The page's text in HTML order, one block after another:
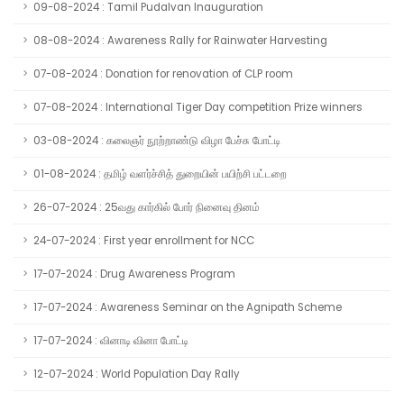
09-08-2024 : Tamil Pudalvan Inauguration
08-08-2024 : Awareness Rally for Rainwater Harvesting
07-08-2024 : Donation for renovation of CLP room
07-08-2024 : International Tiger Day competition Prize winners
03-08-2024 : கலைஞர் நூற்றாண்டு விழா பேச்சு போட்டி
01-08-2024 : தமிழ் வளர்ச்சித் துறையின் பயிற்சி பட்டறை
26-07-2024 : 25வது கார்கில் போர் நினைவு தினம்
24-07-2024 : First year enrollment for NCC
17-07-2024 : Drug Awareness Program
17-07-2024 : Awareness Seminar on the Agnipath Scheme
17-07-2024 : வினாடி வினா போட்டி
12-07-2024 : World Population Day Rally